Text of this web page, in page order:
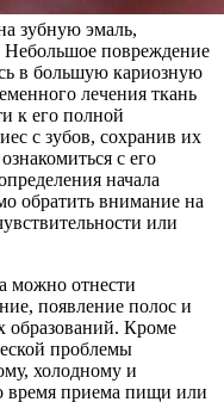
зубную эмаль,
Небольшое повреждение
в большую кариозную
лечения ткань
к его полной
с зубов, сохранив их
с его
начала
обратить внимание на
или
можно отнести
появление полос и
образований. Кроме
проблемы
холодному и
время приема пищи или